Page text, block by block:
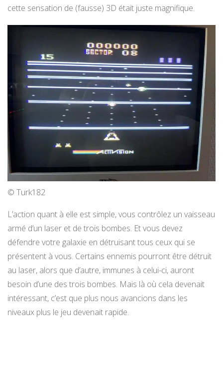
cette sensation de (fausse) 3D était juste magnifique.
© Turk182
L’action quant à elle est simple, vous contrôlez un vaisseau
armé d’un laser et de trois bombes. Et vous devez
défendre votre galaxie en détruisant tous ceux qui se
présentent à vous. Certains ennemis pourront être détruit
au laser, alors que d’autre, immunes à celui-ci, auront
besoin d’une des trois bombes. Mais là où cela devenait
intéressant, c’est que plus nous avancions dans les
niveaux plus le jeu devenait rapide.